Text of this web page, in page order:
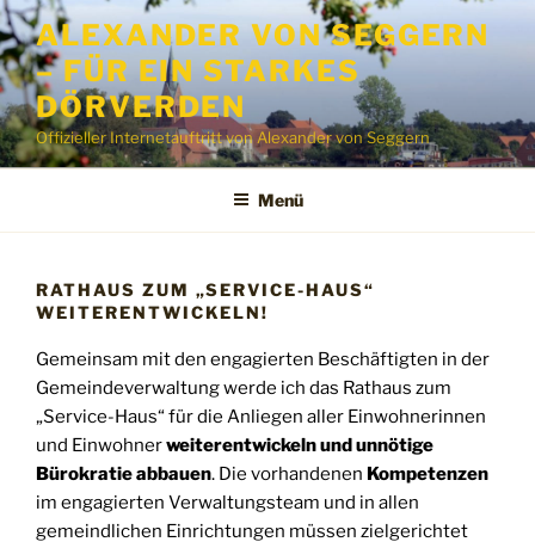
Zum
Inhalt
springen
ALEXANDER VON SEGGERN
– FÜR EIN STARKES
DÖRVERDEN
Offizieller Internetauftritt von Alexander von Seggern
Menü
RATHAUS ZUM „SERVICE-HAUS“
WEITERENTWICKELN!
Gemeinsam mit den engagierten Beschäftigten in der
Gemeindeverwaltung werde ich das Rathaus zum
„Service-Haus“ für die Anliegen aller Einwohnerinnen
und Einwohnerweiterentwickeln und unnötige
Bürokratie abbauen. Die vorhandenen Kompetenzen
im engagierten Verwaltungsteam und in allen
gemeindlichen Einrichtungen müssen zielgerichtet